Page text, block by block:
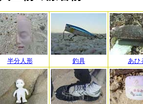
半分人形 釣具 あひ